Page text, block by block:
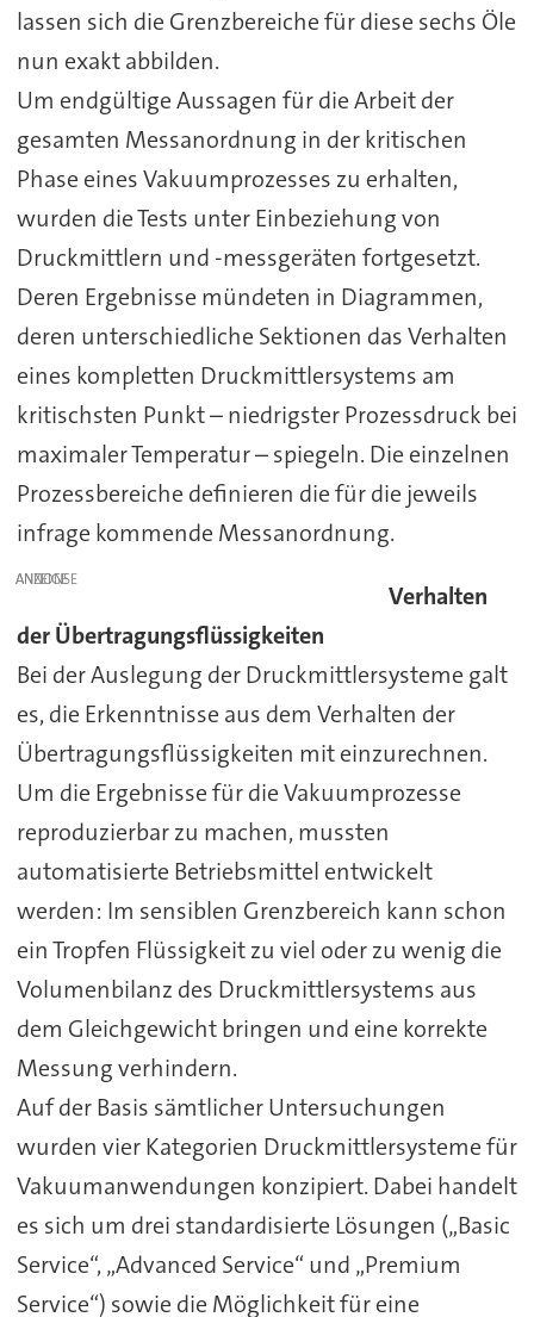
lassen sich die Grenzbereiche für diese sechs Öle
nun exakt abbilden.
Um endgültige Aussagen für die Arbeit der
gesamten Messanordnung in der kritischen
Phase eines Vakuumprozesses zu erhalten,
wurden die Tests unter Einbeziehung von
Druckmittlern und -messgeräten fortgesetzt.
Deren Ergebnisse mündeten in Diagrammen,
deren unterschiedliche Sektionen das Verhalten
eines kompletten Druckmittlersystems am
kritischsten Punkt – niedrigster Prozessdruck bei
maximaler Temperatur – spiegeln. Die einzelnen
Prozessbereiche definieren die für die jeweils
infrage kommende Messanordnung.
ANZEIGE
Verhalten
der Übertragungsflüssigkeiten
Bei der Auslegung der Druckmittlersysteme galt
es, die Erkenntnisse aus dem Verhalten der
Übertragungsflüssigkeiten mit einzurechnen.
Um die Ergebnisse für die Vakuumprozesse
reproduzierbar zu machen, mussten
automatisierte Betriebsmittel entwickelt
werden: Im sensiblen Grenzbereich kann schon
ein Tropfen Flüssigkeit zu viel oder zu wenig die
Volumenbilanz des Druckmittlersystems aus
dem Gleichgewicht bringen und eine korrekte
Messung verhindern.
Auf der Basis sämtlicher Untersuchungen
wurden vier Kategorien Druckmittlersysteme für
Vakuumanwendungen konzipiert. Dabei handelt
es sich um drei standardisierte Lösungen („Basic
Service“, „Advanced Service“ und „Premium
Service“) sowie die Möglichkeit für eine